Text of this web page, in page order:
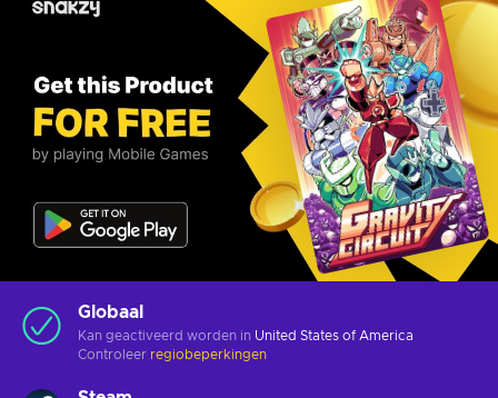
Globaal
Kan geactiveerd worden in United States of America
Controleer regiobeperkingen